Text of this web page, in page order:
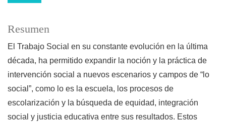
Resumen
El Trabajo Social en su constante evolución en la última
década, ha permitido expandir la noción y la práctica de
intervención social a nuevos escenarios y campos de “lo
social”, como lo es la escuela, los procesos de
escolarización y la búsqueda de equidad, integración
social y justicia educativa entre sus resultados. Estos